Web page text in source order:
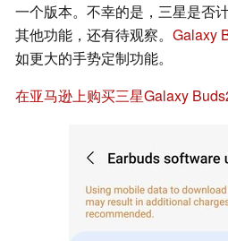
一个版本。不幸的是，三星是否
其他功能，还有待观察。 Galaxy
如更大的手势定制功能。
在亚马逊上购买三星Galaxy